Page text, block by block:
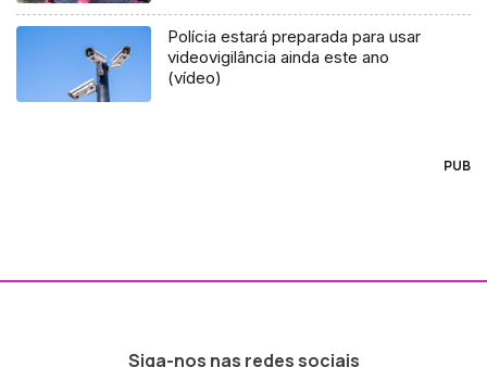
Polícia estará preparada para usar
videovigilância ainda este ano
(vídeo)
PUB
Siga-nos nas redes sociais